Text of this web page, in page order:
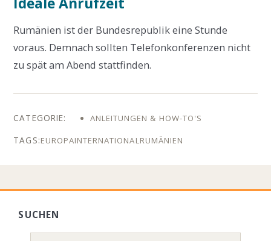
Rumänien ist der Bundesrepublik eine Stunde
voraus. Demnach sollten Telefonkonferenzen nicht
zu spät am Abend stattfinden.
ANLEITUNGEN & HOW-TO'S
EUROPAINTERNATIONAL RUMÄNIEN
SUCHEN